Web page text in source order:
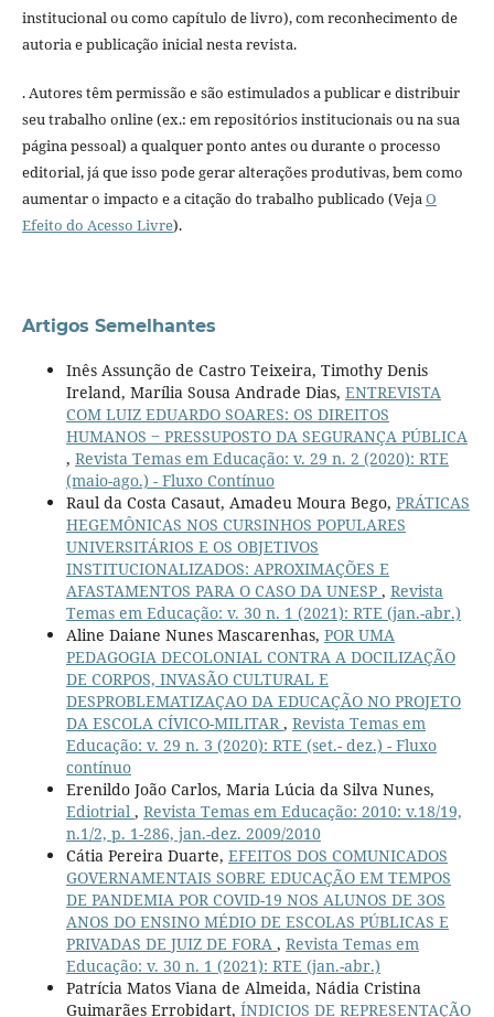
institucional ou como capítulo de livro), com reconhecimento de
autoria e publicação inicial nesta revista.
. Autores têm permissão e são estimulados a publicar e distribuir
seu trabalho online (ex.: em repositórios institucionais ou na sua
página pessoal) a qualquer ponto antes ou durante o processo
editorial, já que isso pode gerar alterações produtivas, bem como
aumentar o impacto e a citação do trabalho publicado (VejaO
Efeito do Acesso Livre).
Artigos Semelhantes
Inês Assunção de Castro Teixeira, Timothy Denis
Ireland, Marília Sousa Andrade Dias, ENTREVISTA
COM LUIZ EDUARDO SOARES: OS DIREITOS
HUMANOS ‒ PRESSUPOSTO DA SEGURANÇA PÚBLICA
, Revista Temas em Educação: v. 29 n. 2 (2020): RTE
(maio-ago.) - Fluxo Contínuo
Raul da Costa Casaut, Amadeu Moura Bego, PRÁTICAS
HEGEMÔNICAS NOS CURSINHOS POPULARES
UNIVERSITÁRIOS E OS OBJETIVOS
INSTITUCIONALIZADOS: APROXIMAÇÕES E
AFASTAMENTOS PARA O CASO DA UNESP , Revista
Temas em Educação: v. 30 n. 1 (2021): RTE (jan.-abr.)
Aline Daiane Nunes Mascarenhas, POR UMA
PEDAGOGIA DECOLONIAL CONTRA A DOCILIZAÇÃO
DE CORPOS, INVASÃO CULTURAL E
DESPROBLEMATIZAÇAO DA EDUCAÇÃO NO PROJETO
DA ESCOLA CÍVICO-MILITAR, Revista Temas em
Educação: v. 29 n. 3 (2020): RTE (set.- dez.) - Fluxo
contínuo
Erenildo João Carlos, Maria Lúcia da Silva Nunes,
Ediotrial , Revista Temas em Educação: 2010: v.18/19,
n.1/2, p. 1-286, jan.-dez. 2009/2010
Cátia Pereira Duarte, EFEITOS DOS COMUNICADOS
GOVERNAMENTAIS SOBRE EDUCAÇÃO EM TEMPOS
DE PANDEMIA POR COVID-19 NOS ALUNOS DE 3OS
ANOS DO ENSINO MÉDIO DE ESCOLAS PÚBLICAS E
PRIVADAS DE JUIZ DE FORA , Revista Temas em
Educação: v. 30 n. 1 (2021): RTE (jan.-abr.)
Patrícia Matos Viana de Almeida, Nádia Cristina
Guimarães Errobidart, ÍNDICIOS DE REPRESENTAÇÃO